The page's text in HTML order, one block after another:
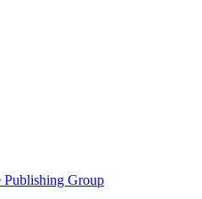
Publishing Group